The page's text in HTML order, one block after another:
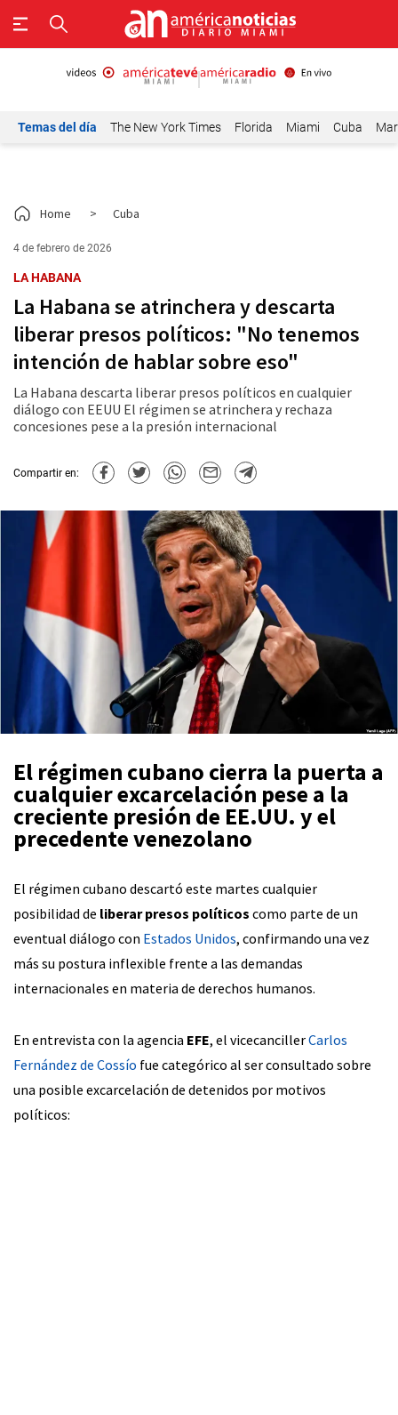
Temas del día The New York Times Florida Miami Cuba
Home > Cuba
4 de febrero de 2026
LA HABANA
La Habana se atrinchera y descarta
liberar presos políticos: "No tenemos
intención de hablar sobre eso"
La Habana descarta liberar presos políticos en cualquier
diálogo con EEUU El régimen se atrinchera y rechaza
concesiones pese a la presión internacional
Compartir en:
El régimen cubano cierra la puerta a
cualquier excarcelación pese a la
creciente presión de EE.UU. y el
precedente venezolano
El régimen cubano descartó este martes cualquier
posibilidad de liberar presos políticos como parte de un
eventual diálogo con Estados Unidos, confirmando una vez
más su postura inflexible frente a las demandas
internacionales en materia de derechos humanos.
En entrevista con la agencia EFE, el vicecancillerCarlos
Fernández de Cossío fue categórico al ser consultado sobre
una posible excarcelación de detenidos por motivos
políticos: